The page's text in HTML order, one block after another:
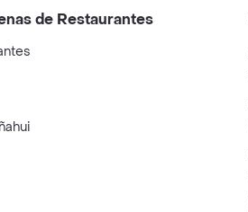
de Restaurantes